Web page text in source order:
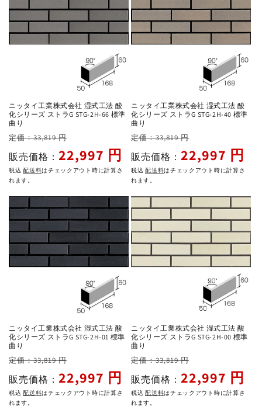
ニッタイ工業株式会社 湿式工法 酸
化シリーズ ストラG STG-2H-66 標準
曲り
通
常
価
格
定価：33,819 円
ー
ル
販売価格： 22,997 円
税込配送料はチェックアウト時に計算さ
れます。
ニッタイ工業株式会社 湿式工法 酸
化シリーズ ストラG STG-2H-40 標準
曲り
通
常
価
格
定価：33,819 円
ー
ル
販売価格： 22,997 円
税込配送料はチェックアウト時に計算さ
れます。
ニッタイ工業株式会社 湿式工法 酸
化シリーズ ストラG STG-2H-01 標準
曲り
通
常
価
格
定価：33,819 円
ー
ル
販売価格： 22,997 円
税込配送料はチェックアウト時に計算さ
れます。
ニッタイ工業株式会社 湿式工法 酸
化シリーズ ストラG STG-2H-00 標準
曲り
通
常
価
格
定価：33,819 円
ー
ル
販売価格： 22,997 円
税込配送料はチェックアウト時に計算さ
れます。